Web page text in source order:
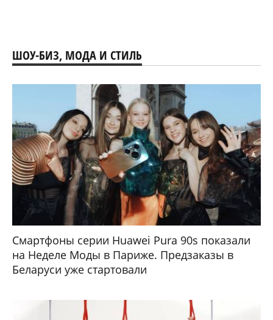
ШОУ-БИЗ, МОДА И СТИЛЬ
Смартфоны серии Huawei Pura 90s показали
на Неделе Моды в Париже. Предзаказы в
Беларуси уже стартовали